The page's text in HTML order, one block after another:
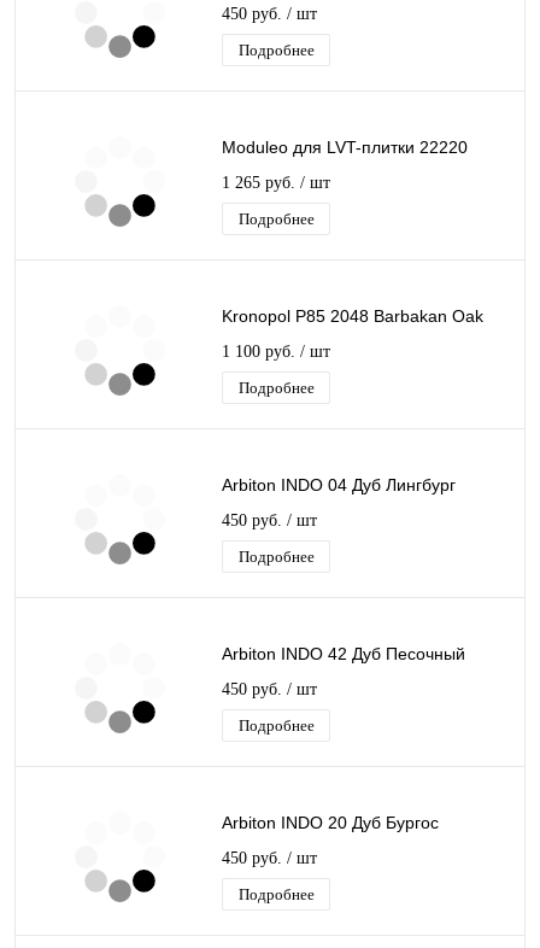
450 руб. / шт
Подробнее
Moduleo для LVT-плитки 22220
1 265 руб. / шт
Подробнее
Kronopol P85 2048 Barbakan Oak
1 100 руб. / шт
Подробнее
Arbiton INDO 04 Дуб Лингбург
450 руб. / шт
Подробнее
Arbiton INDO 42 Дуб Песочный
450 руб. / шт
Подробнее
Arbiton INDO 20 Дуб Бургос
450 руб. / шт
Подробнее